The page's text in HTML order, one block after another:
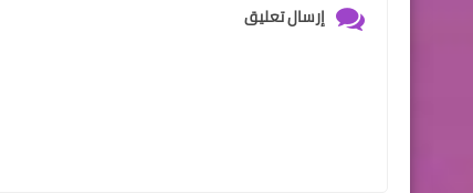
إرسال تعليق